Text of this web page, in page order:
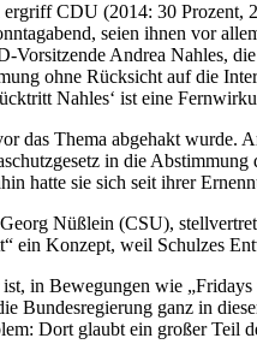
CDU (2014: 30
seien ihnen vor
Andrea Nahles,
ohne Rücksicht auf die
Nahles‘ ist eine
das Thema abgehakt
in die
hatte sie sich seit ihrer
Nüßlein (CSU),
ein Konzept, weil Schulzes
in Bewegungen wie
Bundesregierung ganz in
Dort glaubt ein großer